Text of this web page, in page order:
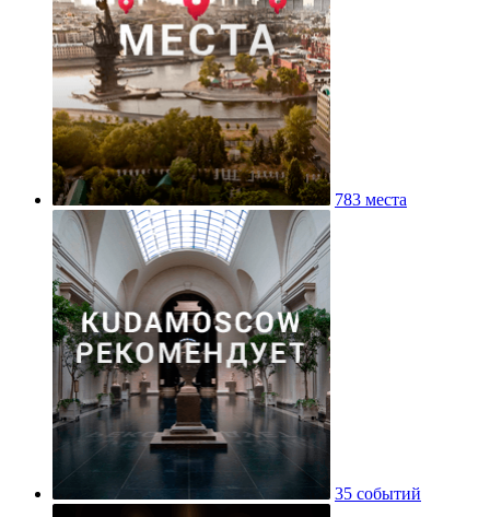
783 места
35 событий